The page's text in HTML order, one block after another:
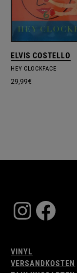
ELVIS COSTELLO
HEY CLOCKFACE
29,99€
VINYL
VERSANDKOSTEN